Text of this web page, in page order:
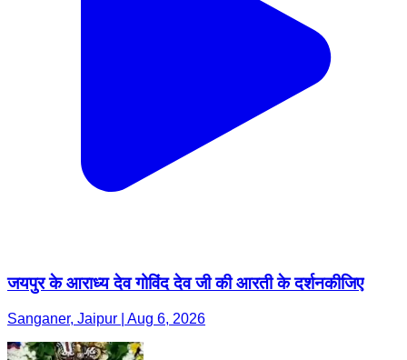
जयपुर के आराध्य देव गोविंद देव जी की आरती के दर्शनकीजिए
Sanganer, Jaipur | Aug 6, 2026